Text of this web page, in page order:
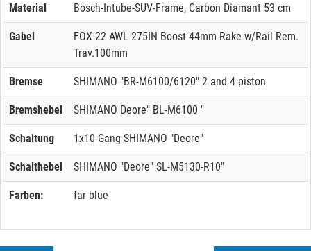
Material Bosch-Intube-SUV-Frame, Carbon Diamant 53 cm
Gabel
FOX 22 AWL 275IN Boost 44mm Rake w/Rail Rem.
Trav.100mm
Bremse SHIMANO "BR-M6100/6120" 2 and 4 piston
Bremshebel SHIMANO Deore" BL-M6100 "
Schaltung 1x10-Gang SHIMANO "Deore"
Schalthebel SHIMANO "Deore" SL-M5130-R10"
Farben: far blue